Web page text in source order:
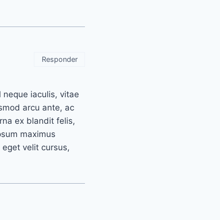
iaculis, vitae
arcu ante, ac
ex blandit felis,
maximus
velit cursus,
Responder